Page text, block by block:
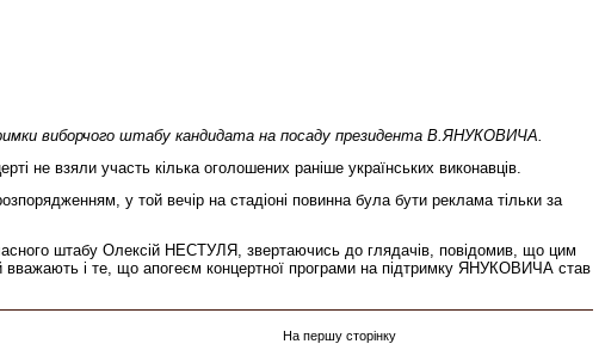
виборчого штабу кандидата на посаду президента В.ЯНУКОВИЧА.
не взяли участь кілька оголошених раніше українських виконавців.
у той вечір на стадіоні повинна була бути реклама тільки за
штабу Олексій НЕСТУЛЯ, звертаючись до глядачів, повідомив, що цим
і те, що апогеєм концертної програми на підтримку ЯНУКОВИЧА став
На першу сторінку